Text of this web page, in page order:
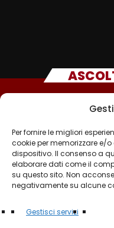
Per fornire le migliori
cookie per memorizzare e/
dispositivo. Il consenso a
elaborare dati come il
su questo sito. Non
negativamente su alcune
Gestisci servizi